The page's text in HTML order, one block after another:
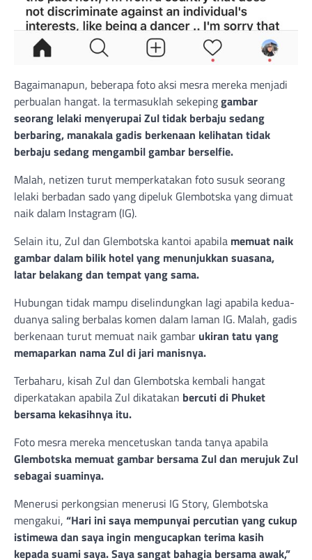
Bagaimanapun, beberapa foto aksi mesra mereka menjadi
perbualan hangat. Ia termasuklah sekepinggambar
seorang lelaki menyerupai Zul tidak berbaju sedang
berbaring, manakala gadis berkenaan kelihatan tidak
berbaju sedang mengambil gambar berselfie.
Malah, netizen turut memperkatakan foto susuk seorang
lelaki berbadan sado yang dipeluk Glembotska yang dimuat
naik dalam Instagram (IG).
Selain itu, Zul dan Glembotska kantoi apabila memuat naik
gambar dalam bilik hotel yang menunjukkan suasana,
latar belakang dan tempat yang sama.
Hubungan tidak mampu diselindungkan lagi apabila kedua-
duanya saling berbalas komen dalam laman IG. Malah, gadis
berkenaan turut memuat naik gambar ukiran tatu yang
memaparkan nama Zul di jari manisnya.
Terbaharu, kisah Zul dan Glembotska kembali hangat
diperkatakan apabila Zul dikatakan bercuti di Phuket
bersama kekasihnya itu.
Foto mesra mereka mencetuskan tanda tanya apabila
Glembotska memuat gambar bersama Zul dan merujuk Zul
sebagai suaminya.
Menerusi perkongsian menerusi IG Story, Glembotska
mengakui, “Hari ini saya mempunyai percutian yang cukup
istimewa dan saya ingin mengucapkan terima kasih
kepada suami saya. Saya sangat bahagia bersama awak,”